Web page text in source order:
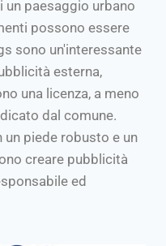
un paesaggio urbano
possono essere
sono un'interessante
esterna,
una licenza, a meno
dal comune.
un piede robusto e un
creare pubblicità
ed